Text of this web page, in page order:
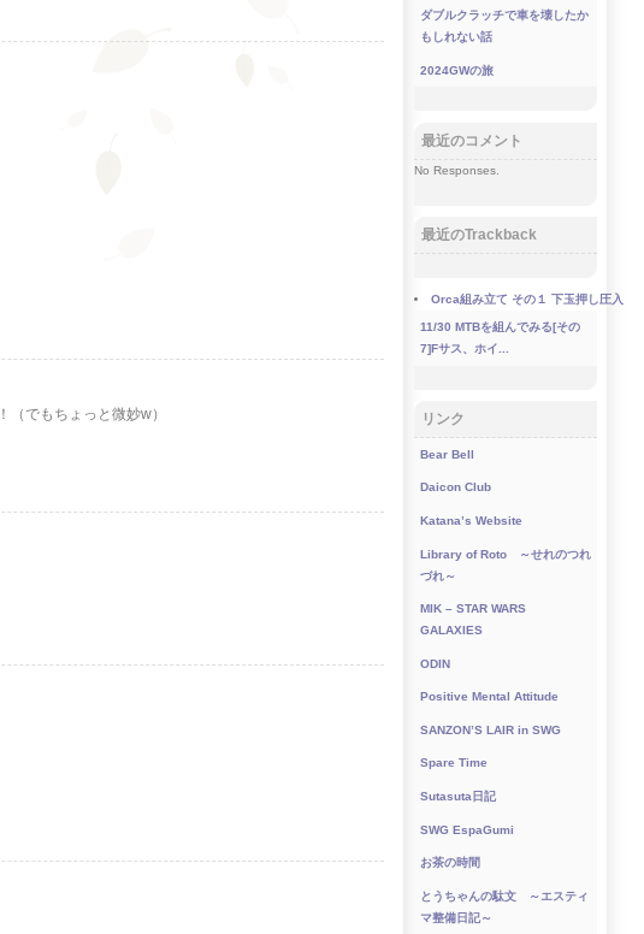
でもちょっと微妙w）
ダブルクラッチで車を壊したか
もしれない話
2024GWの旅
最近のコメント
No Responses.
最近のTrackback
Orca組み立て その１ 下玉押し圧入
11/30 MTBを組んでみる[その
7]Fサス、ホイ...
リンク
Bear Bell
Daicon Club
Katana’s Website
Library of Roto ～せれのつれ
づれ～
MIK – STAR WARS
GALAXIES
ODIN
Positive Mental Attitude
SANZON’S LAIR in SWG
Spare Time
Sutasuta日記
SWG EspaGumi
お茶の時間
とうちゃんの駄文 ～エスティ
マ整備日記～